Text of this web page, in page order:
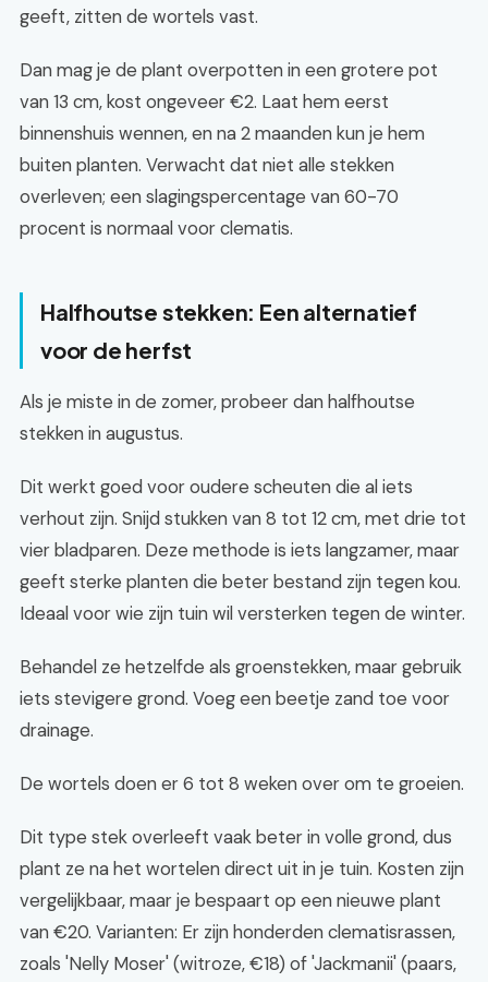
geeft, zitten de wortels vast.
Dan mag je de plant overpotten in een grotere pot
van 13 cm, kost ongeveer €2. Laat hem eerst
binnenshuis wennen, en na 2 maanden kun je hem
buiten planten. Verwacht dat niet alle stekken
overleven; een slagingspercentage van 60-70
procent is normaal voor clematis.
Halfhoutse stekken: Een alternatief
voor de herfst
Als je miste in de zomer, probeer dan halfhoutse
stekken in augustus.
Dit werkt goed voor oudere scheuten die al iets
verhout zijn. Snijd stukken van 8 tot 12 cm, met drie tot
vier bladparen. Deze methode is iets langzamer, maar
geeft sterke planten die beter bestand zijn tegen kou.
Ideaal voor wie zijn tuin wil versterken tegen de winter.
Behandel ze hetzelfde als groenstekken, maar gebruik
iets stevigere grond. Voeg een beetje zand toe voor
drainage.
De wortels doen er 6 tot 8 weken over om te groeien.
Dit type stek overleeft vaak beter in volle grond, dus
plant ze na het wortelen direct uit in je tuin. Kosten zijn
vergelijkbaar, maar je bespaart op een nieuwe plant
van €20. Varianten: Er zijn honderden clematisrassen,
zoals 'Nelly Moser' (witroze, €18) of 'Jackmanii' (paars,